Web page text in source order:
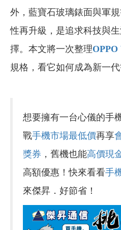
外，藍寶石玻璃錶面與軍
性再升級，是追求科技與
擇。本文將一次整理OPPO
規格，看它如何成為新一
想要擁有一台心儀的手
戰手機市場最低價再享
獎券 ，舊機也能高價現
高額優惠！快來看看手
來傑昇．好節省！